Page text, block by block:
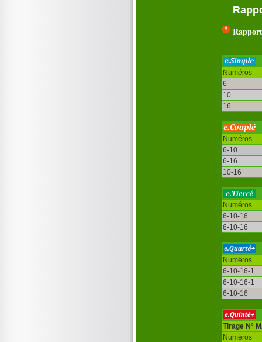
Numéros
6
10
16
Numéros
6-10
6-16
10-16
Numéros
6-10-16
6-10-16
Numéros
6-10-16-1
6-10-16-1
6-10-16
Tirage N°
Numéros